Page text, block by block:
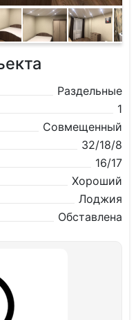
Раздельные
1
Совмещенный
32/18/8
16/17
Хороший
Лоджия
Обставлена